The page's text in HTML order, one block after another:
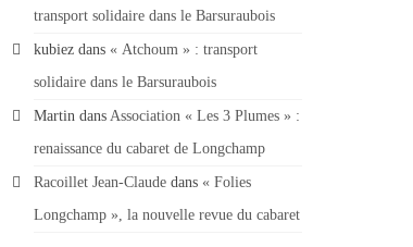
transport solidaire dans le Barsuraubois
kubiezdans « Atchoum » : transport
solidaire dans le Barsuraubois
Martindans Association « Les 3 Plumes » :
renaissance du cabaret de Longchamp
Racoillet Jean-Claudedans « Folies
Longchamp », la nouvelle revue du cabaret